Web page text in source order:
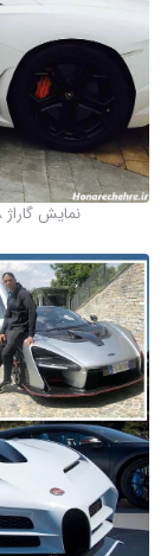
نمایش گاراژ 18 میلیون پوندی کریستیانو رونالدو (+عکس)